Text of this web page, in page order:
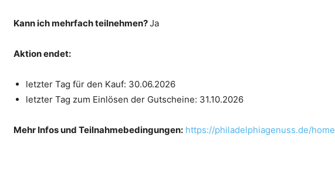
Kann ich mehrfach teilnehmen?Ja
Aktion endet:
letzter Tag für den Kauf: 30.06.2026
letzter Tag zum Einlösen der Gutscheine: 31.10.2026
Mehr Infos und Teilnahmebedingungen: https://philadelphiagenuss.de/home